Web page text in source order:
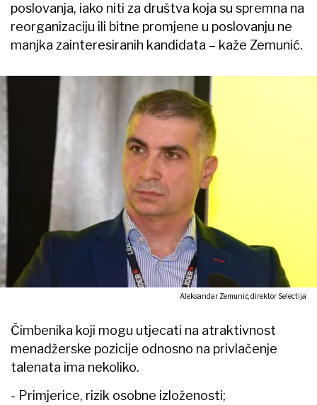
poslovanja, iako niti za društva koja su spremna na
reorganizaciju ili bitne promjene u poslovanju ne
manjka zainteresiranih kandidata – kaže Zemunić.
Aleksandar Zemunić, direktor Selectija
Čimbenika koji mogu utjecati na atraktivnost
menadžerske pozicije odnosno na privlačenje
talenata ima nekoliko.
- Primjerice, rizik osobne izloženosti;